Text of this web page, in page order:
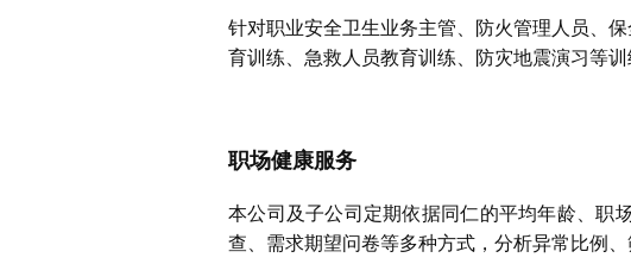
针对职业安全卫生业务主管、防火管理人员、
育训练、急救人员教育训练、防灾地震演习等
职场健康服务
本公司及子公司定期依据同仁的平均年龄、职
查、需求期望问卷等多种方式，分析异常比例